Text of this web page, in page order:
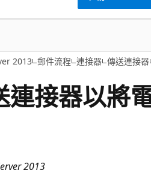
2013 郵件流程 連接器 傳送連接器
連接器以將
2013